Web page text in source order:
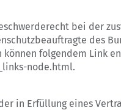
bei der
des
folgendem Link
node.html.
in Erfüllung eines